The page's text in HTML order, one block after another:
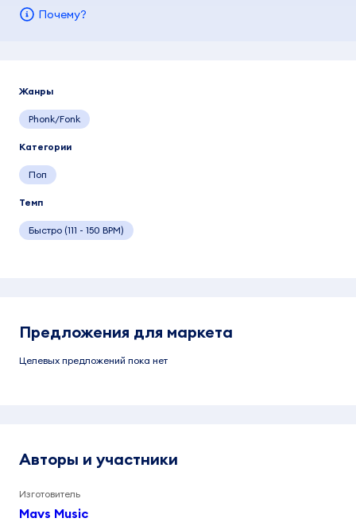
Почему?
Жанры
Phonk/Fonk
Категории
Поп
Темп
Быстро (111 - 150 BPM)
Предложения для маркета
Целевых предложений пока нет
Авторы и участники
Изготовитель
Mavs Music